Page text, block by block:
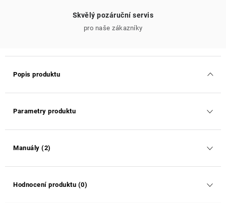
Skvělý pozáruční servis
pro naše zákazníky
Popis produktu
Parametry produktu
Manuály (2)
Hodnocení produktu (0)